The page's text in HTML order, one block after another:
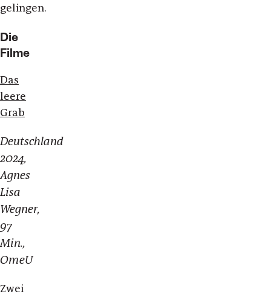
gelingen.
Die
Filme
Das
leere
Grab
Deutschland
2024,
Agnes
Lisa
Wegner,
97
Min.,
OmeU
Zwei